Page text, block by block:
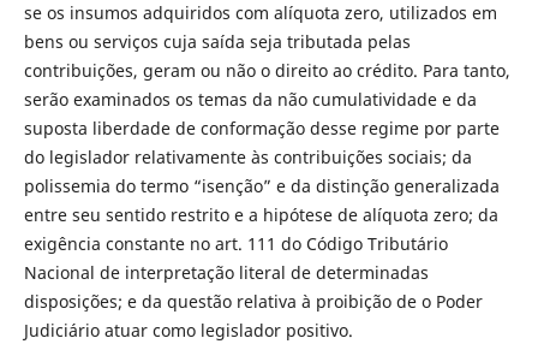
se os insumos adquiridos com alíquota zero, utilizados em
bens ou serviços cuja saída seja tributada pelas
contribuições, geram ou não o direito ao crédito. Para tanto,
serão examinados os temas da não cumulatividade e da
suposta liberdade de conformação desse regime por parte
do legislador relativamente às contribuições sociais; da
polissemia do termo “isenção” e da distinção generalizada
entre seu sentido restrito e a hipótese de alíquota zero; da
exigência constante no art. 111 do Código Tributário
Nacional de interpretação literal de determinadas
disposições; e da questão relativa à proibição de o Poder
Judiciário atuar como legislador positivo.